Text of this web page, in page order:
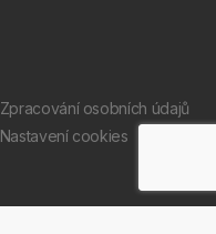
Zpracování osobních údajů
Nastavení cookies